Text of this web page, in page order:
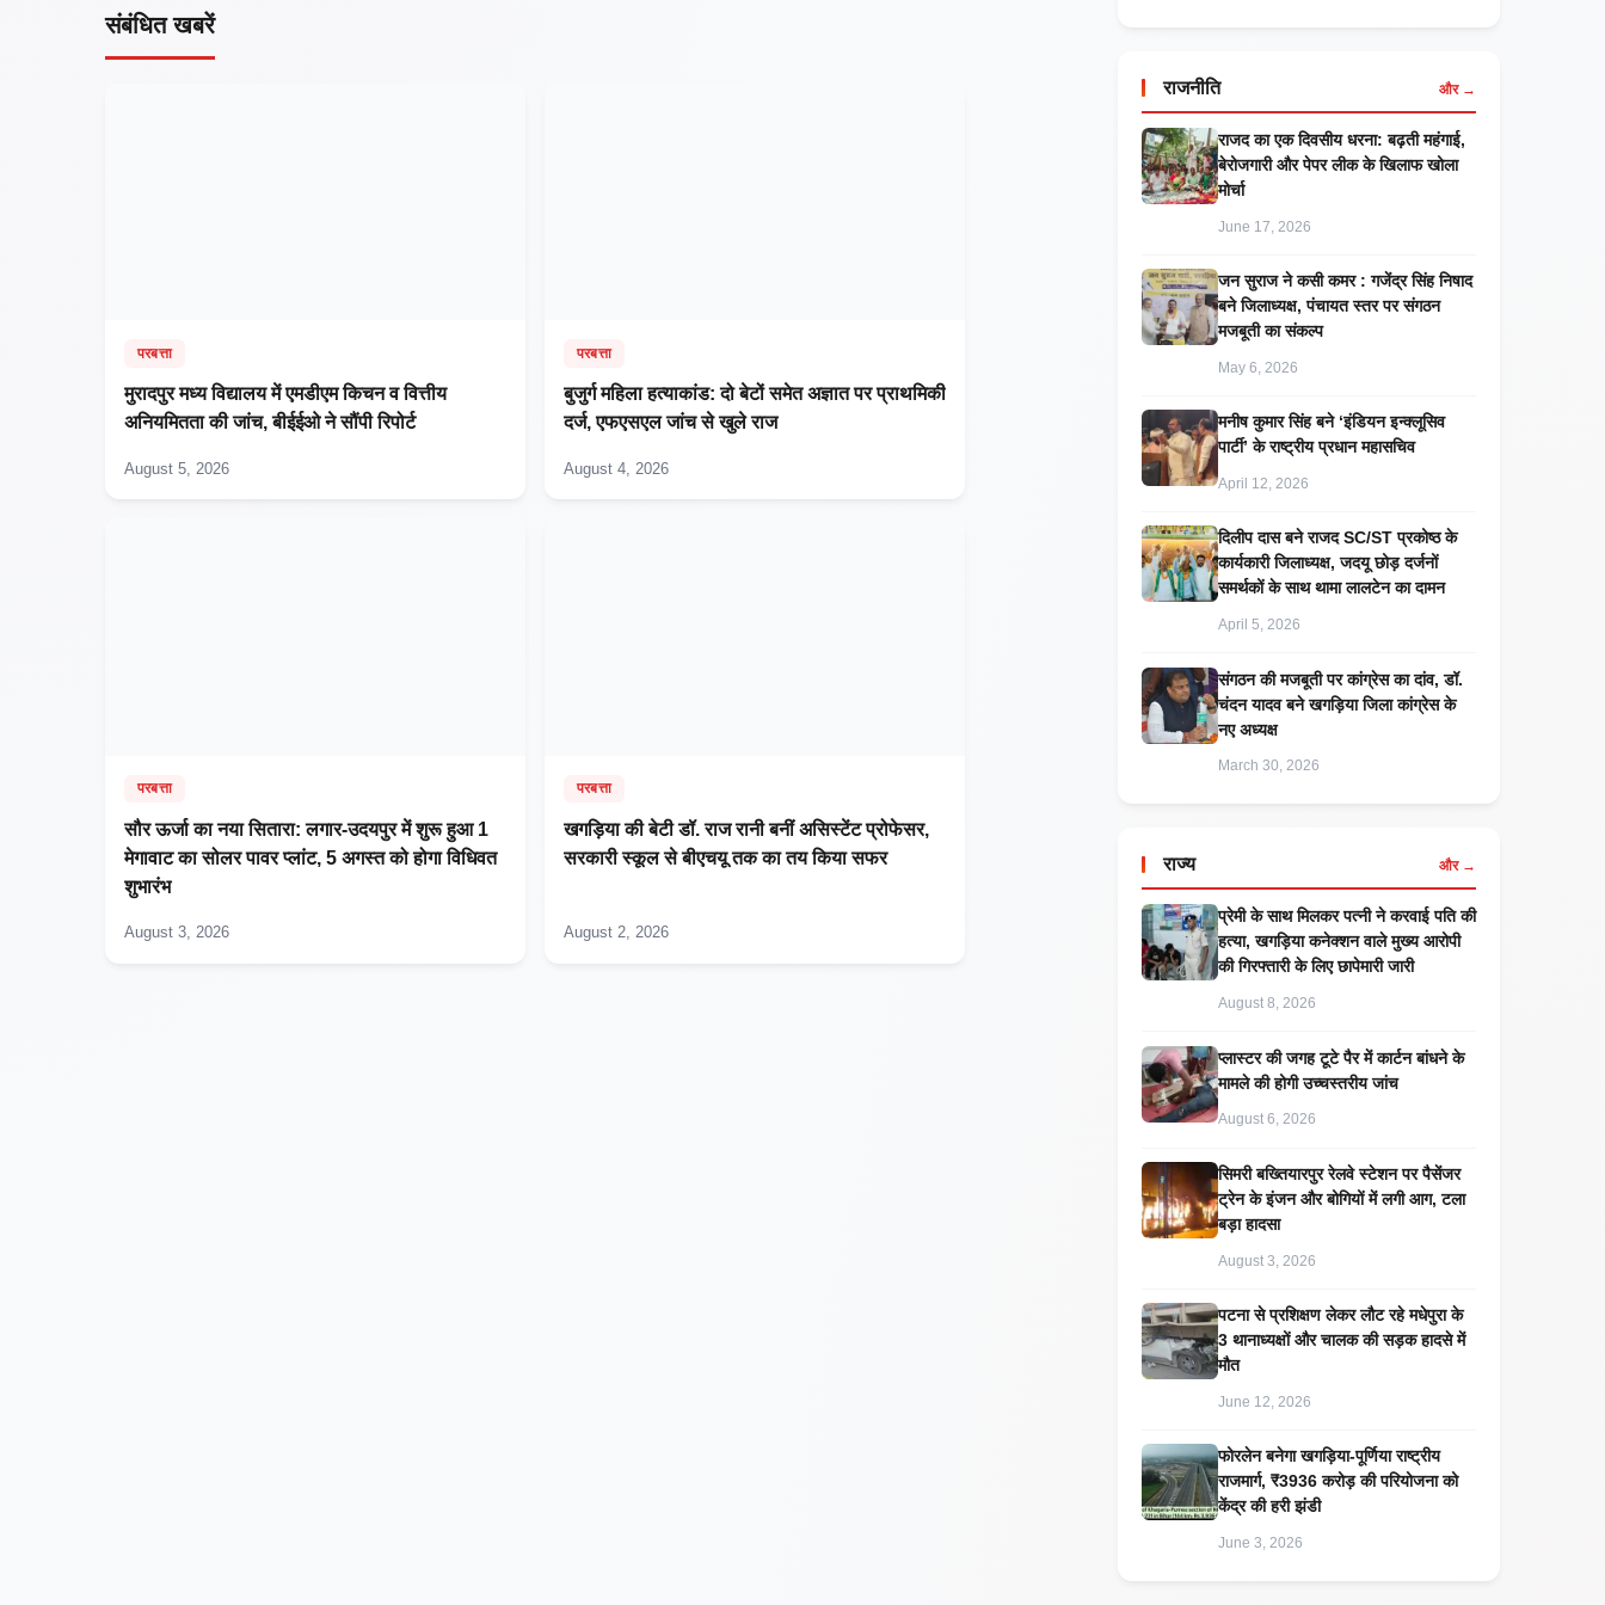
संबंधित खबरें
परबत्ता
मुरादपुर मध्य विद्यालय में एमडीएम किचन व वित्तीय
अनियमितता की जांच, बीईईओ ने सौंपी रिपोर्ट
August 5, 2026
परबत्ता
बुजुर्ग महिला हत्याकांड: दो बेटों समेत अज्ञात पर प्राथमिकी
दर्ज, एफएसएल जांच से खुले राज
August 4, 2026
परबत्ता
सौर ऊर्जा का नया सितारा: लगार-उदयपुर में शुरू हुआ 1
मेगावाट का सोलर पावर प्लांट, 5 अगस्त को होगा विधिवत
शुभारंभ
August 3, 2026
परबत्ता
खगड़िया की बेटी डॉ. राज रानी बनीं असिस्टेंट प्रोफेसर,
सरकारी स्कूल से बीएचयू तक का तय किया सफर
August 2, 2026
राजनीति और →
राजद का एक दिवसीय धरना: बढ़ती महंगाई,
बेरोजगारी और पेपर लीक के खिलाफ खोला
मोर्चा
June 17, 2026
जन सुराज ने कसी कमर : गजेंद्र सिंह निषाद
बने जिलाध्यक्ष, पंचायत स्तर पर संगठन
मजबूती का संकल्प
May 6, 2026
मनीष कुमार सिंह बने ‘इंडियन इन्क्लूसिव
पार्टी’ के राष्ट्रीय प्रधान महासचिव
April 12, 2026
दिलीप दास बने राजद SC/ST प्रकोष्ठ के
कार्यकारी जिलाध्यक्ष, जदयू छोड़ दर्जनों
समर्थकों के साथ थामा लालटेन का दामन
April 5, 2026
संगठन की मजबूती पर कांग्रेस का दांव, डॉ.
चंदन यादव बने खगड़िया जिला कांग्रेस के
नए अध्यक्ष
March 30, 2026
राज्य और →
प्रेमी के साथ मिलकर पत्नी ने करवाई पति की
हत्या, खगड़िया कनेक्शन वाले मुख्य आरोपी
की गिरफ्तारी के लिए छापेमारी जारी
August 8, 2026
प्लास्टर की जगह टूटे पैर में कार्टन बांधने के
मामले की होगी उच्चस्तरीय जांच
August 6, 2026
सिमरी बख्तियारपुर रेलवे स्टेशन पर पैसेंजर
ट्रेन के इंजन और बोगियों में लगी आग, टला
बड़ा हादसा
August 3, 2026
पटना से प्रशिक्षण लेकर लौट रहे मधेपुरा के
3 थानाध्यक्षों और चालक की सड़क हादसे में
मौत
June 12, 2026
​फोरलेन बनेगा खगड़िया-पूर्णिया राष्ट्रीय
राजमार्ग, ₹3936 करोड़ की परियोजना को
केंद्र की हरी झंडी
June 3, 2026